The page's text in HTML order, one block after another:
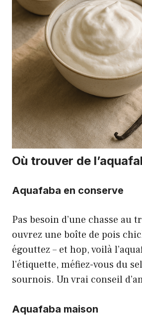
Où trouver de
Aquafaba en conserve
Pas besoin d’une chasse au
ouvrez une boîte de pois
égouttez – et hop, voilà
l’étiquette, méfiez-vous du
sournois. Un vrai conseil
Aquafaba maison